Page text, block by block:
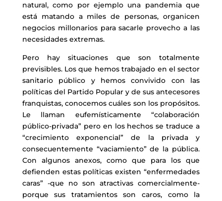
natural, como por ejemplo una pandemia que
está matando a miles de personas, organicen
negocios millonarios para sacarle provecho a las
necesidades extremas.
Pero hay situaciones que son totalmente
previsibles. Los que hemos trabajado en el sector
sanitario público y hemos convivido con las
políticas del Partido Popular y de sus antecesores
franquistas, conocemos cuáles son los propósitos.
Le llaman eufemísticamente “colaboración
público-privada” pero en los hechos se traduce a
“crecimiento exponencial” de la privada y
consecuentemente “vaciamiento” de la pública.
Con algunos anexos, como que para los que
defienden estas políticas existen “enfermedades
caras” -que no son atractivas comercialmente-
porque sus tratamientos son caros, como la